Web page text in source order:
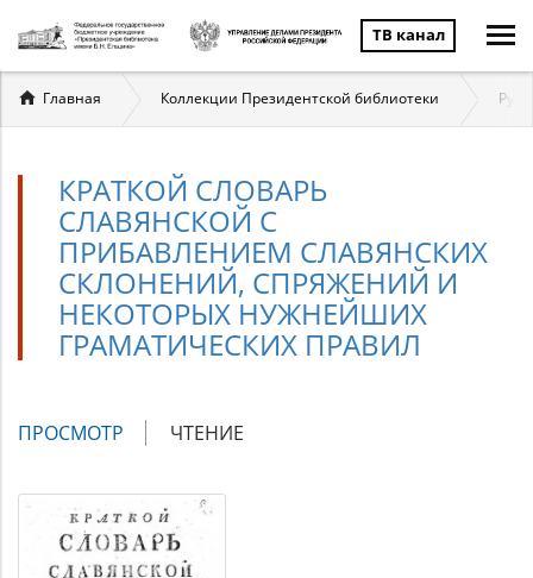
ТВ канал
Вы
здесь
Главная Коллекции Президентской библиотеки
КРАТКОЙ СЛОВАРЬ
СЛАВЯНСКОЙ С
ПРИБАВЛЕНИЕМ СЛАВЯНСКИХ
СКЛОНЕНИЙ, СПРЯЖЕНИЙ И
НЕКОТОРЫХ НУЖНЕЙШИХ
ГРАМАТИЧЕСКИХ ПРАВИЛ
Главные
ПРОСМОТР (АКТИВНАЯ
ЧТЕНИЕ